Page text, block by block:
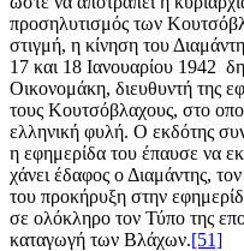
προσηλυτισμός των
στιγμή, η κίνηση του
17 και 18 Ιανουαρίου 1942
Οικονομάκη, διευθυντή της
τους Κουτσόβλαχους, στο
ελληνική φυλή. Ο εκδότης
η εφημερίδα του έπαυσε να
χάνει έδαφος ο Διαμάντης,
του προκήρυξη στην
σε ολόκληρο τον Τύπο της
καταγωγή των Βλάχων.[51]